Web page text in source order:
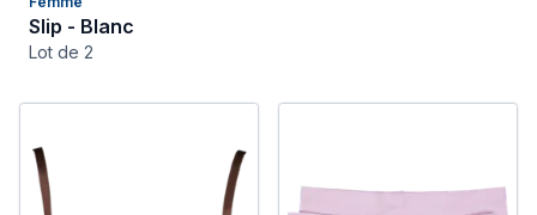
Slip - Blanc
Lot de 2